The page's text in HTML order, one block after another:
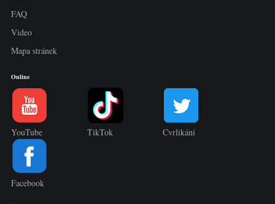
FAQ
Video
Mapa stránek
Online
YouTube TikTok Cvrlikání
Facebook